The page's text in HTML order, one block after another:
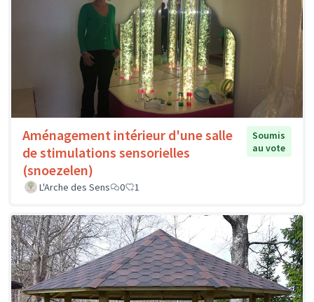
Aménagement intérieur d'une salle
de stimulations sensorielles
(snoezelen)
Soumis
au vote
L'Arche des Sens 0 1